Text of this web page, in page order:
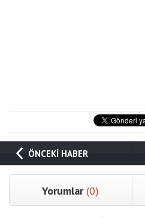
ÖNCEKİ HABER
Yorumlar (0)